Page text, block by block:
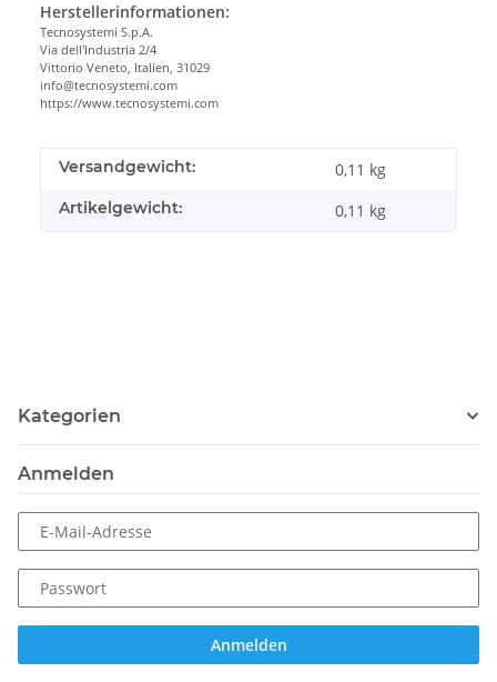
Herstellerinformationen:
Tecnosystemi S.p.A.
Via dell'Industria 2/4
Vittorio Veneto, Italien, 31029
info@tecnosystemi.com
https://www.tecnosystemi.com
Versandgewicht: 0,11 kg
Artikelgewicht: 0,11 kg
Kategorien
Anmelden
E-Mail-Adresse
Passwort
Anmelden